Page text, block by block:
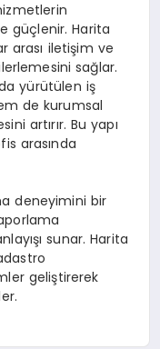
güçlenir. Harita
arası iletişim ve
sağlar.
yürütülen iş
de kurumsal
artırır. Bu yapı
arasında
deneyimini bir
sunar. Harita
geliştirerek